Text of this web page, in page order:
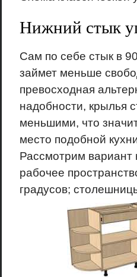
Нижний стык
Сам по себе стык в
займет меньше
превосходная
надобности, крылья
меньшими, что
место подобной
Рассмотрим
рабочее
градусов;